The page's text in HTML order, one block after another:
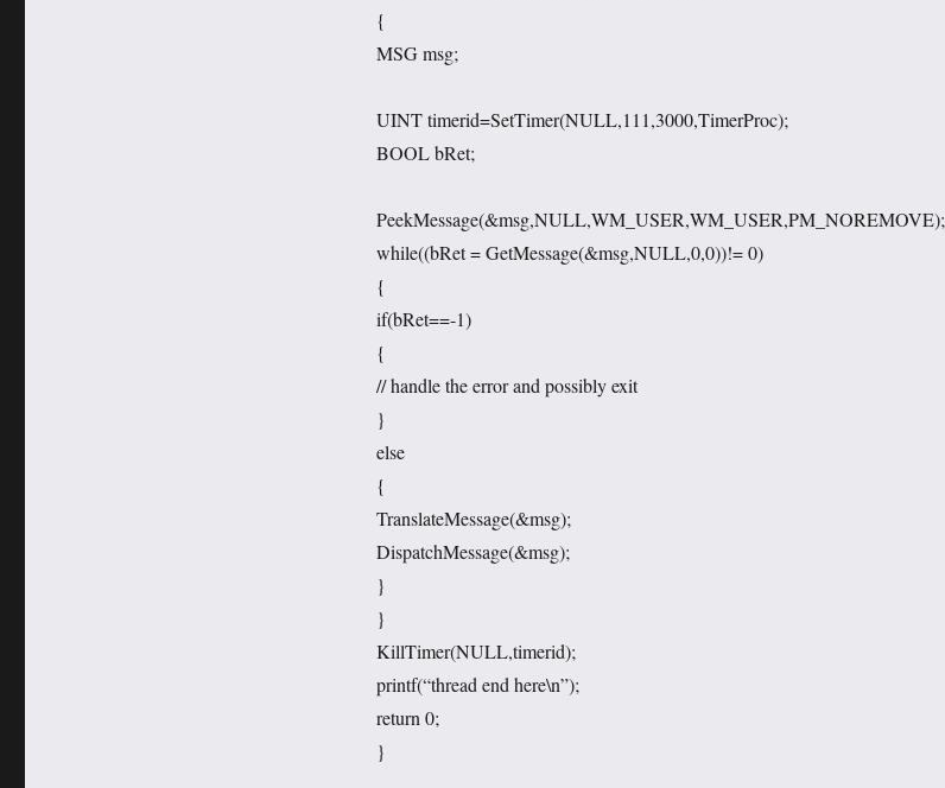
{
MSG msg;
UINT timerid=SetTimer(NULL,111,3000,TimerProc);
BOOL bRet;
PeekMessage(&msg,NULL,WM_USER,WM_USER,PM_NOREMOVE);
while((bRet = GetMessage(&msg,NULL,0,0))!= 0)
{
if(bRet==-1)
{
// handle the error and possibly exit
}
else
{
TranslateMessage(&msg);
DispatchMessage(&msg);
}
}
KillTimer(NULL,timerid);
printf(“thread end here\n”);
return 0;
}